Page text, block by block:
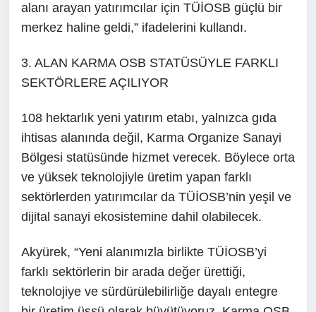
alanı arayan yatırımcılar için TÜİOSB güçlü bir
merkez haline geldi,” ifadelerini kullandı.
3. ALAN KARMA OSB STATÜSÜYLE FARKLI
SEKTÖRLERE AÇILIYOR
108 hektarlık yeni yatırım etabı, yalnızca gıda
ihtisas alanında değil, Karma Organize Sanayi
Bölgesi statüsünde hizmet verecek. Böylece orta
ve yüksek teknolojiyle üretim yapan farklı
sektörlerden yatırımcılar da TÜİOSB’nin yeşil ve
dijital sanayi ekosistemine dahil olabilecek.
Akyürek, “Yeni alanımızla birlikte TÜİOSB’yi
farklı sektörlerin bir arada değer ürettiği,
teknolojiye ve sürdürülebilirliğe dayalı entegre